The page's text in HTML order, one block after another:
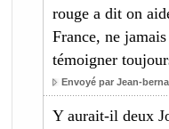
rouge a dit on
France, ne
témoigner
Envoyé par Jean-
Y aurait-il deux